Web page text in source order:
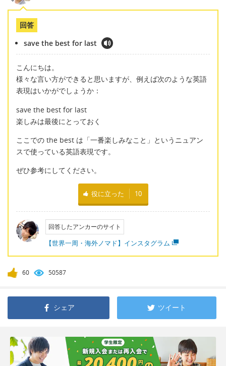
回答
save the best for last
こんにちは。
様々な言い方ができると思いますが、例えば次のような英語
表現はいかがでしょうか：
save the best for last
楽しみは最後にとっておく
ここでの the best は「一番楽しみなこと」というニュアン
スで使っている英語表現です。
ぜひ参考にしてください。
役に立った 10
回答したアンカーのサイト
【世界一周・海外ノマド】インスタグラム
60 50587
シェア ツイート